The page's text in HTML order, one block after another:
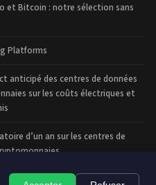
et Bitcoin : notre sélection sans
Platforms
anticipé des centres de données
sur les coûts électriques et
d’un an sur les centres de